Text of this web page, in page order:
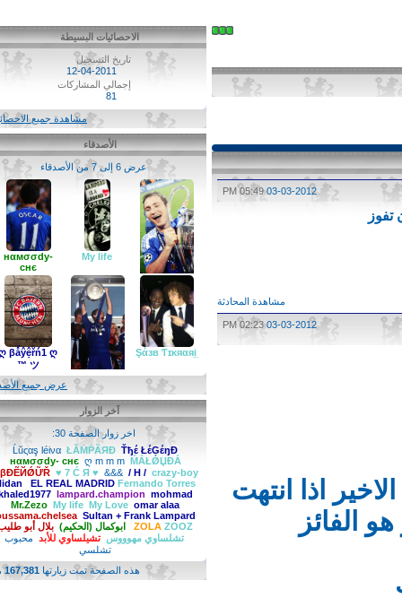
03-03-2012
05:49 PM
مشاهدة المحادثة
03-03-2012
02:23 PM
اذا انتهت
الفائز
الاحصائيات البسيطة
تاريخ التسجيل
12-04-2011
إجمالي المشاركات
مشاهدة جميع الاحصائيات
الأصدقاء
عرض 6 إلى 7 من الأصدقاء
ابوكمال (الحكيم)
My life
нαмσσdy-
Şάзв Ƭɪκяαяi̲
تشيلساوي للأبد
ღ βǻŷệřń1 ღ
عرض جميع الأصدقاء
آخر الزوار
اخر زوار الصفحة 30:
Ĺŭςαş léiνα ŁĂṀṖĂЯĐ
Ťђέ ŁέĢέŋĐ
нαмσσdy- cнє ღ m m m ḾẮŁǾЏĐẮ
ẪβĐẼЙǾỮŘ ♥ 7 Ć Я ♥ &&& / H / crazy-boy
EL REAL MADRID Fernando Torres‏
Hidan
khaled1977 lampard.champion mohmad
Mr.Zezo My life My Love omar alaa
oussama.chelsea Sultan + Frank Lampard
ZOLA ZOOZ ابوكمال (الحكيم) بلال أبو طليب
تشلساوي مهوووس تشيلساوي للأبد
محبوب
تشلسي
هذه الصفحة تمت زيارتها167,381مرة